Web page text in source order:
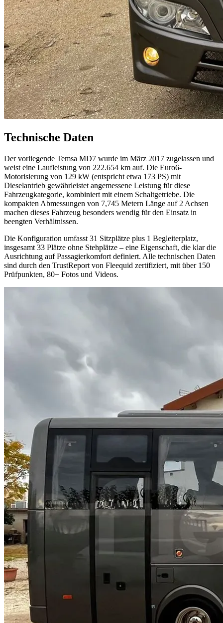
Technische Daten
Der vorliegende Temsa MD7 wurde im März 2017 zugelassen und
weist eine Laufleistung von 222.654 km auf. Die Euro6-
Motorisierung von 129 kW (entspricht etwa 173 PS) mit
Dieselantrieb gewährleistet angemessene Leistung für diese
Fahrzeugkategorie, kombiniert mit einem Schaltgetriebe. Die
kompakten Abmessungen von 7,745 Metern Länge auf 2 Achsen
machen dieses Fahrzeug besonders wendig für den Einsatz in
beengten Verhältnissen.
Die Konfiguration umfasst 31 Sitzplätze plus 1 Begleiterplatz,
insgesamt 33 Plätze ohne Stehplätze – eine Eigenschaft, die klar die
Ausrichtung auf Passagierkomfort definiert. Alle technischen Daten
sind durch den TrustReport von Fleequid zertifiziert, mit über 150
Prüfpunkten, 80+ Fotos und Videos.